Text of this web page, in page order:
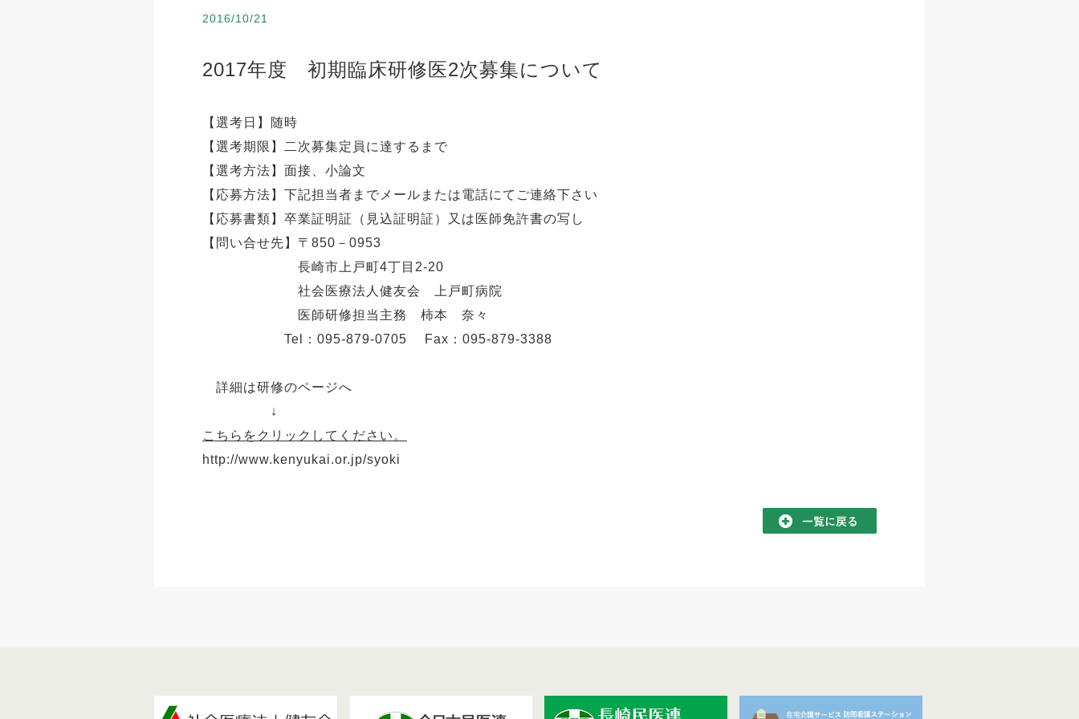
2016/10/21
2017年度 初期臨床研修医2次募集について
【選考日】随時
【選考期限】二次募集定員に達するまで
【選考方法】面接、小論文
【応募方法】下記担当者までメールまたは電話にてご連絡下さい
【応募書類】卒業証明証（見込証明証）又は医師免許書の写し
【問い合せ先】〒850－0953
長崎市上戸町4丁目2-20
社会医療法人健友会 上戸町病院
医師研修担当主務 柿本 奈々
Tel：095-879-0705 Fax：095-879-3388
詳細は研修のページへ
↓
こちらをクリックしてください。
http://www.kenyukai.or.jp/syoki